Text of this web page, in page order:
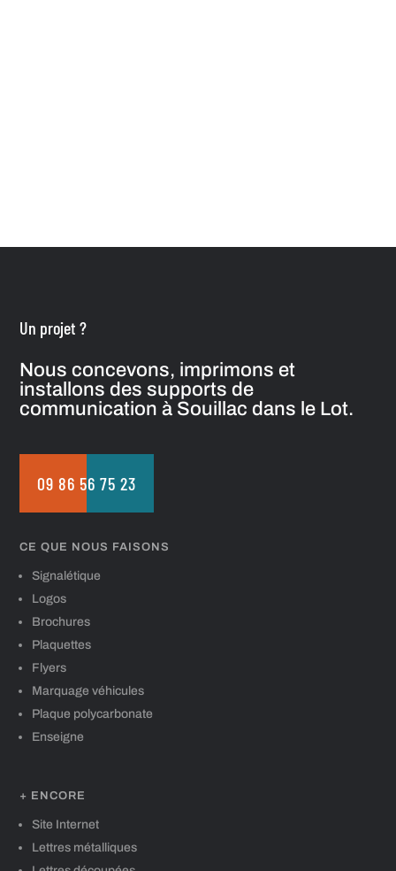
Un projet ?
Nous concevons, imprimons et
installons des supports de
communication à Souillac dans le Lot.
09 86 56 75 23
CE QUE NOUS FAISONS
Signalétique
Logos
Brochures
Plaquettes
Flyers
Marquage véhicules
Plaque polycarbonate
Enseigne
+ ENCORE
Site Internet
Lettres métalliques